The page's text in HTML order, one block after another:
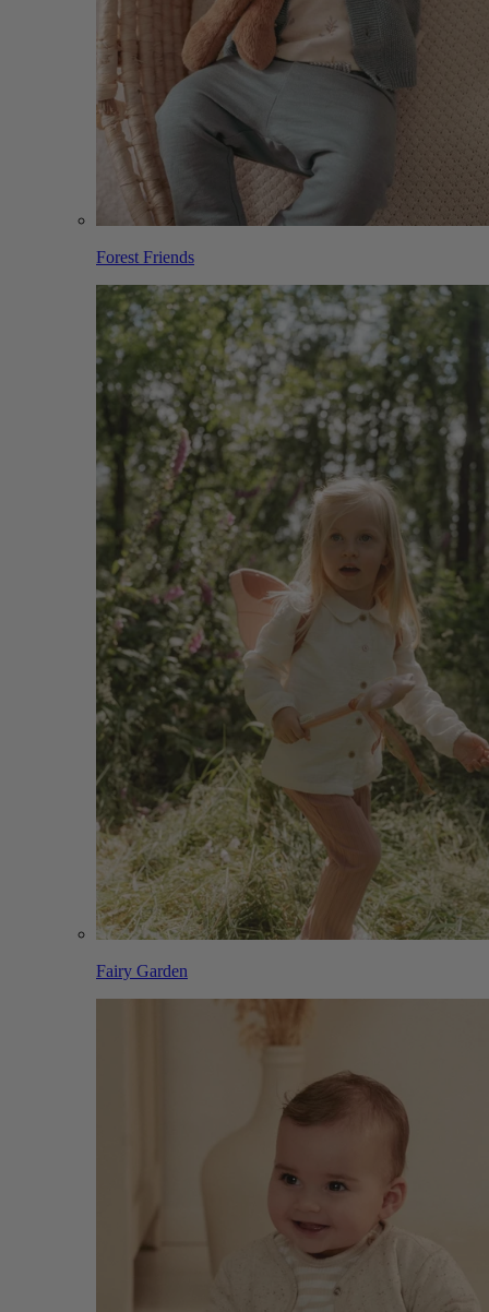
Forest Friends
Fairy Garden